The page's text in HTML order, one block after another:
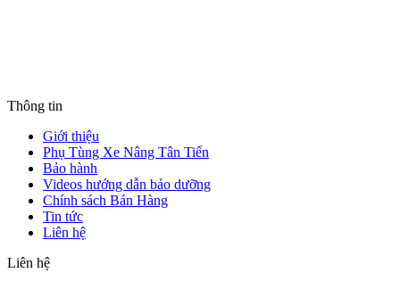
Thông tin
Giới thiệu
Phụ Tùng Xe Nâng Tân Tiến
Bảo hành
Videos hướng dẫn bảo dưỡng
Chính sách Bán Hàng
Tin tức
Liên hệ
Liên hệ